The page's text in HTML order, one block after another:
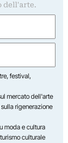
dell'arte.
festival,
mercato dell'arte
rigenerazione
moda e cultura
culturale